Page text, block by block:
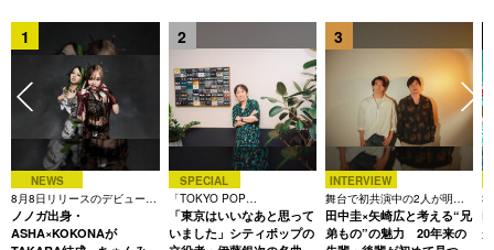
1
NEWS
8月8日リリースのデビュー曲
は「Time is money」
ノノガ出身・
ASHA×KOKONAが
2
SPECIAL
「TOKYO POP
CHRONICLE」特集
「東京はいいなあと思って
いました」シティポップの
3
INTERVIEW
舞台で初共演中の2人が明か
す、今の自分をつくる恩人の
存在
田中圭×矢崎広と考える“兄
弟もの”の魅力 20年来の
3